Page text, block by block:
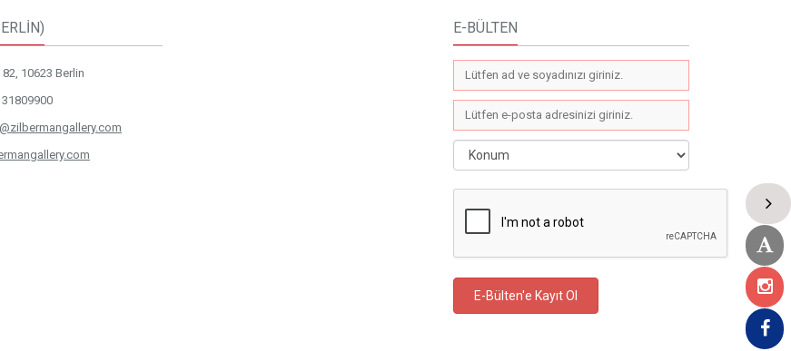
10623 Berlin
E-BÜLTEN